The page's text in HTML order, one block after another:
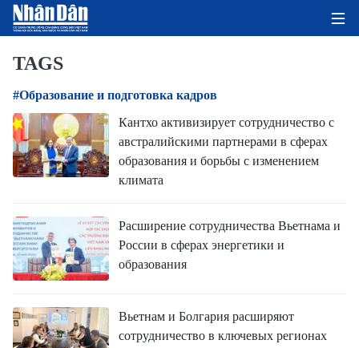
ПОЛИТИКА
ЭКОНОМИКА
ОБЩЕСТВО
ЭКОЛОГИЯ
ДОБРО ПОЖАЛОВАТЬ ВО
TAGS
#Образование и подготовка кадров
Кантхо активизирует сотрудничество с
австралийскими партнерами в сферах
образования и борьбы с изменением
климата
Расширение сотрудничества Вьетнама и
России в сферах энергетики и
образования
Вьетнам и Болгария расширяют
сотрудничество в ключевых регионах